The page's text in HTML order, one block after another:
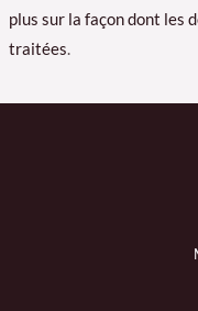
plus sur la façon dont les
traitées.